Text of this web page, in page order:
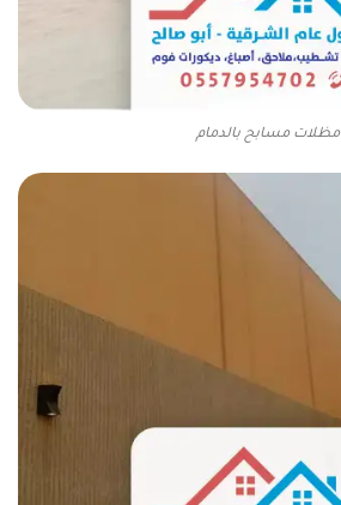
مظلات مسابح بالدمام